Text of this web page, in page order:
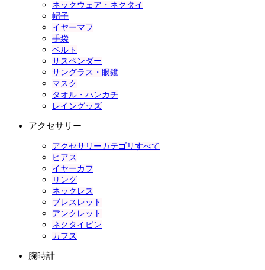
ネックウェア・ネクタイ
帽子
イヤーマフ
手袋
ベルト
サスペンダー
サングラス・眼鏡
マスク
タオル・ハンカチ
レイングッズ
アクセサリー
アクセサリーカテゴリすべて
ピアス
イヤーカフ
リング
ネックレス
ブレスレット
アンクレット
ネクタイピン
カフス
腕時計